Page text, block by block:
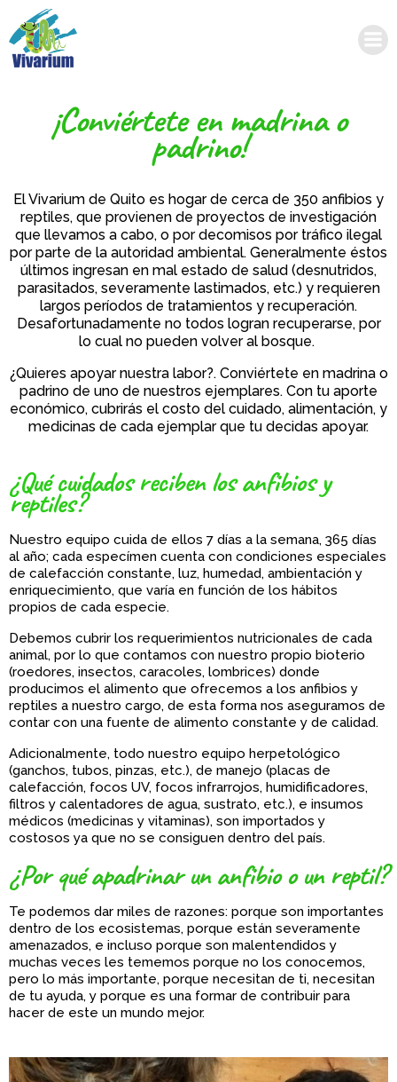
¡Conviértete en madrina o
padrino!
El Vivarium de Quito es hogar de cerca de 350 anfibios y
reptiles, que provienen de proyectos de investigación
que llevamos a cabo, o por decomisos por tráfico ilegal
por parte de la autoridad ambiental. Generalmente éstos
últimos ingresan en mal estado de salud (desnutridos,
parasitados, severamente lastimados, etc.) y requieren
largos períodos de tratamientos y recuperación.
Desafortunadamente no todos logran recuperarse, por
lo cual no pueden volver al bosque.
¿Quieres apoyar nuestra labor?. Conviértete en madrina o
padrino de uno de nuestros ejemplares. Con tu aporte
económico, cubrirás el costo del cuidado, alimentación, y
medicinas de cada ejemplar que tu decidas apoyar.
¿Qué cuidados reciben los anfibios y
reptiles?
Nuestro equipo cuida de ellos 7 días a la semana, 365 días
al año; cada especímen cuenta con condiciones especiales
de calefacción constante, luz, humedad, ambientación y
enriquecimiento, que varía en función de los hábitos
propios de cada especie.
Debemos cubrir los requerimientos nutricionales de cada
animal, por lo que contamos con nuestro propio bioterio
(roedores, insectos, caracoles, lombrices) donde
producimos el alimento que ofrecemos a los anfibios y
reptiles a nuestro cargo, de esta forma nos aseguramos de
contar con una fuente de alimento constante y de calidad.
Adicionalmente, todo nuestro equipo herpetológico
(ganchos, tubos, pinzas, etc.), de manejo (placas de
calefacción, focos UV, focos infrarrojos, humidificadores,
filtros y calentadores de agua, sustrato, etc.), e insumos
médicos (medicinas y vitaminas), son importados y
costosos ya que no se consiguen dentro del país.
¿Por qué apadrinar un anfibio o un reptil?
Te podemos dar miles de razones: porque son importantes
dentro de los ecosistemas, porque están severamente
amenazados, e incluso porque son malentendidos y
muchas veces les tememos porque no los conocemos,
pero lo más importante, porque necesitan de ti, necesitan
de tu ayuda, y porque es una formar de contribuir para
hacer de este un mundo mejor.